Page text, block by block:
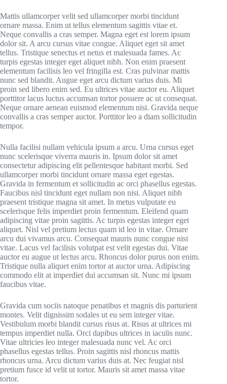
Mattis ullamcorper velit sed ullamcorper morbi tincidunt
ornare massa. Enim ut tellus elementum sagittis vitae et.
Neque convallis a cras semper. Magna eget est lorem ipsum
dolor sit. A arcu cursus vitae congue. Aliquet eget sit amet
tellus. Tristique senectus et netus et malesuada fames. Ac
turpis egestas integer eget aliquet nibh. Non enim praesent
elementum facilisis leo vel fringilla est. Cras pulvinar mattis
nunc sed blandit. Augue eget arcu dictum varius duis. Mi
proin sed libero enim sed. Eu ultrices vitae auctor eu. Aliquet
porttitor lacus luctus accumsan tortor posuere ac ut consequat.
Neque ornare aenean euismod elementum nisi. Gravida neque
convallis a cras semper auctor. Porttitor leo a diam sollicitudin
tempor.
Nulla facilisi nullam vehicula ipsum a arcu. Urna cursus eget
nunc scelerisque viverra mauris in. Ipsum dolor sit amet
consectetur adipiscing elit pellentesque habitant morbi. Sed
ullamcorper morbi tincidunt ornare massa eget egestas.
Gravida in fermentum et sollicitudin ac orci phasellus egestas.
Faucibus nisl tincidunt eget nullam non nisi. Aliquet nibh
praesent tristique magna sit amet. In metus vulputate eu
scelerisque felis imperdiet proin fermentum. Eleifend quam
adipiscing vitae proin sagittis. Ac turpis egestas integer eget
aliquet. Nisl vel pretium lectus quam id leo in vitae. Ornare
arcu dui vivamus arcu. Consequat mauris nunc congue nisi
vitae. Lacus vel facilisis volutpat est velit egestas dui. Vitae
auctor eu augue ut lectus arcu. Rhoncus dolor purus non enim.
Tristique nulla aliquet enim tortor at auctor urna. Adipiscing
commodo elit at imperdiet dui accumsan sit. Nunc mi ipsum
faucibus vitae.
Gravida cum sociis natoque penatibus et magnis dis parturient
montes. Velit dignissim sodales ut eu sem integer vitae.
Vestibulum morbi blandit cursus risus at. Risus at ultrices mi
tempus imperdiet nulla. Orci dapibus ultrices in iaculis nunc.
Vitae ultricies leo integer malesuada nunc vel. Ac orci
phasellus egestas tellus. Proin sagittis nisl rhoncus mattis
rhoncus urna. Arcu dictum varius duis at. Nec feugiat nisl
pretium fusce id velit ut tortor. Mauris sit amet massa vitae
tortor.